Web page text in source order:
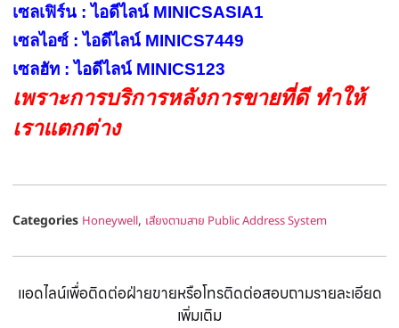
เซลเฟิร์น : ไอดีไลน์ MINICSASIA1
เซลไอซ์ : ไอดีไลน์ MINICS7449
เซลฮัท : ไอดีไลน์ MINICS123
เพราะการบริการหลังการขายที่ดี ทำให้
เราแตกต่าง
Categories Honeywell, เสียงตามสาย Public Address System
แอดไลน์เพื่อติดต่อฝ่ายขายหรือโทรติดต่อสอบถามรายละเอียด
เพิ่มเติม